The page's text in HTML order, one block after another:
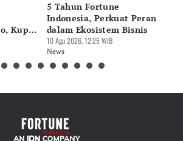
Satrio
Kupon
5 Tahun Fortune
Indonesia, Perkuat Peran
dalam Ekosistem Bisnis
10 Agu 2026, 12:25 WIB
News